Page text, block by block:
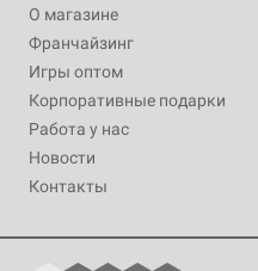
О магазине
Франчайзинг
Игры оптом
Корпоративные подарки
Работа у нас
Новости
Контакты